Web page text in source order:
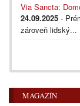
Via Sancta:
24.09.2025 -
zároveň lidský...
MAGAZÍN